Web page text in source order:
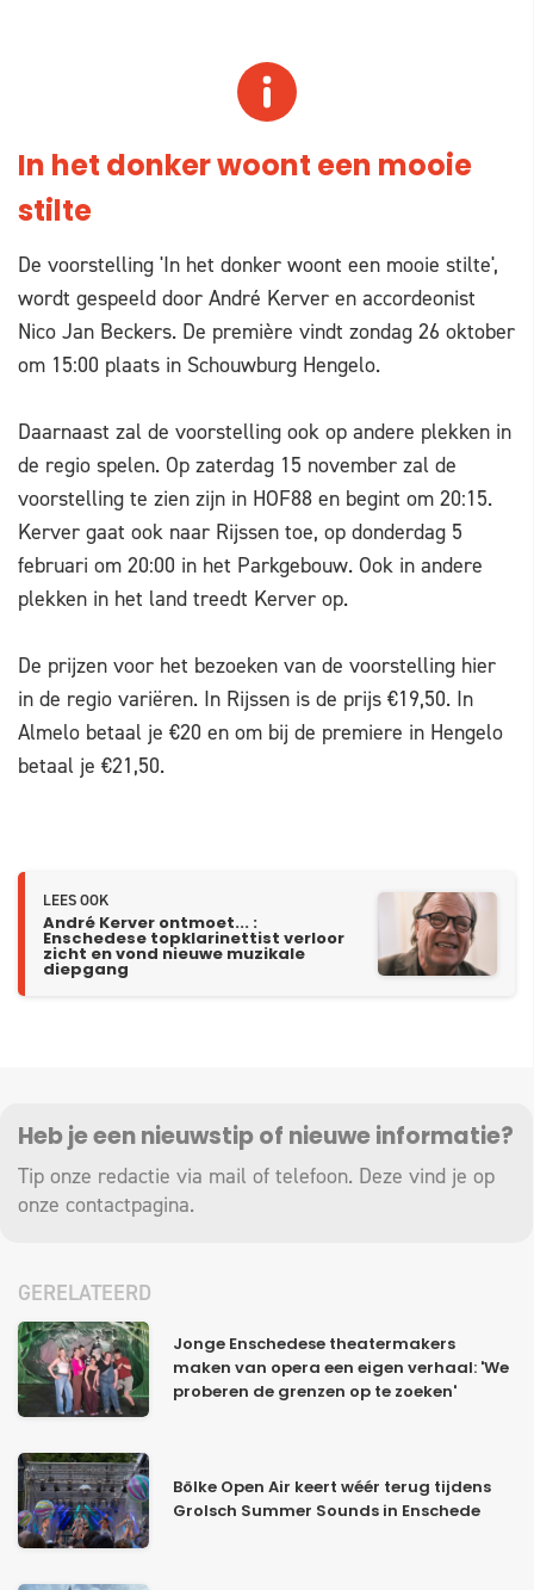
In het donker woont een mooie
stilte
De voorstelling 'In het donker woont een mooie stilte',
wordt gespeeld door André Kerver en accordeonist
Nico Jan Beckers. De première vindt zondag 26 oktober
om 15:00 plaats in Schouwburg Hengelo.
Daarnaast zal de voorstelling ook op andere plekken in
de regio spelen. Op zaterdag 15 november zal de
voorstelling te zien zijn in HOF88 en begint om 20:15.
Kerver gaat ook naar Rijssen toe, op donderdag 5
februari om 20:00 in het Parkgebouw. Ook in andere
plekken in het land treedt Kerver op.
De prijzen voor het bezoeken van de voorstelling hier
in de regio variëren. In Rijssen is de prijs €19,50. In
Almelo betaal je €20 en om bij de premiere in Hengelo
betaal je €21,50.
LEES OOK
André Kerver ontmoet... :
Enschedese topklarinettist verloor
zicht en vond nieuwe muzikale
diepgang
Heb je een nieuwstip of nieuwe informatie?
Tip onze redactie via mail of telefoon. Deze vind je op
onze contactpagina.
GERELATEERD
Jonge Enschedese theatermakers
maken van opera een eigen verhaal: 'We
proberen de grenzen op te zoeken'
Bölke Open Air keert wéér terug tijdens
Grolsch Summer Sounds in Enschede